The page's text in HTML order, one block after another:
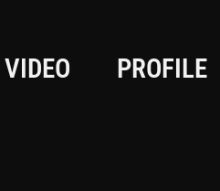
VIDEO PROFILE